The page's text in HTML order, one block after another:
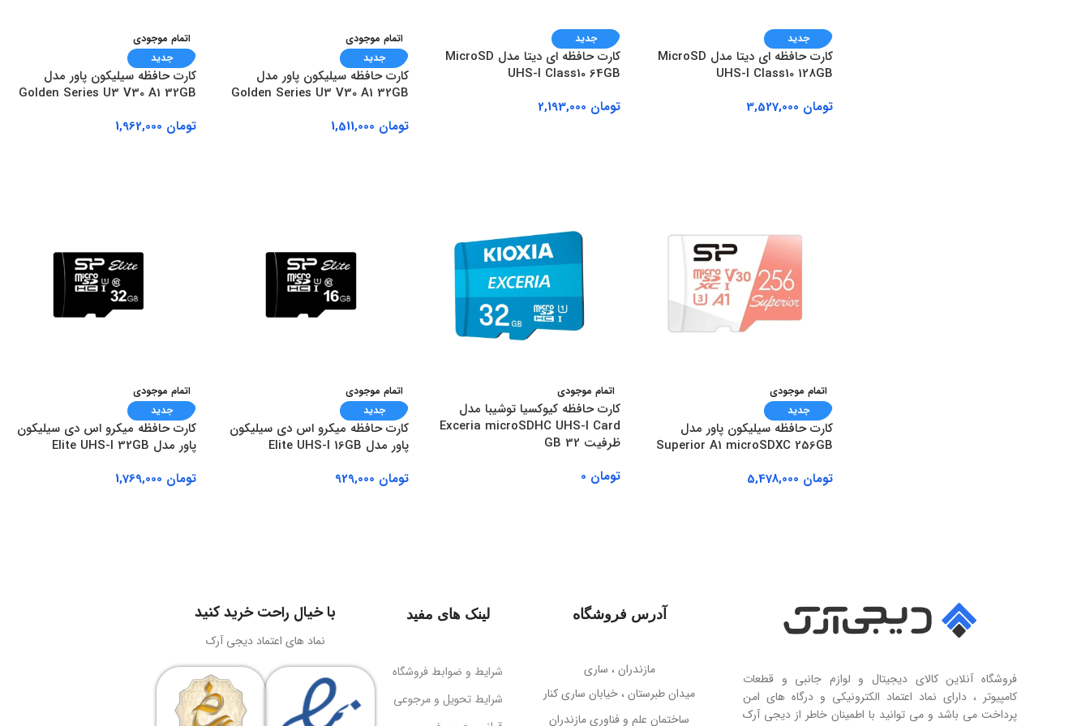
جدید
کارت حافظه ای دیتا مدل MicroSD
UHS-I Class10 128GB
تومان
جدید
کارت حافظه ای دیتا مدل MicroSD
UHS-I Class10 64GB
تومان
اتمام موجودی
جدید
کارت حافظه سیلیکون پاور مدل
Golden Series U3 V30 A1 32GB
تومان
اتمام موجودی
جدید
کارت حافظه سیلیکون پاور مدل
Golden Series U3 V30 A1 32GB
تومان
اتمام موجودی
جدید
کارت حافظه سیلیکون پاور مدل
Superior A1 microSDXC 256GB
تومان
اتمام موجودی
کارت حافظه کیوکسیا توشیبا مدل
Exceria microSDHC UHS-I Card
ظرفیت 32 GB
تومان
اتمام موجودی
جدید
کارت حافظه میکرو اس دی سیلیکون
پاور مدل Elite UHS-I 16GB
تومان
اتمام موجودی
جدید
کارت حافظه میکرو اس دی سیلیکون
پاور مدل Elite UHS-I 32GB
تومان
فروشگاه آنلاین کالای دیجیتال و لوازم جانبی و قطعات
کامپیوتر ، دارای نماد اعتماد الکترونیکی و درگاه های امن
پرداخت می باشد و می توانید با اطمینان خاطر از دیجی آرک
آدرس فروشگاه
مازندران ، ساری
میدان طبرستان ، خیابان ساری کنار
ساختمان علم و فناوری مازندران
لینک های مفید
شرایط و ضوابط فروشگاه
شرایط تحویل و مرجوعی
با خیال راحت خرید کنید
نماد های اعتماد دیجی آرک